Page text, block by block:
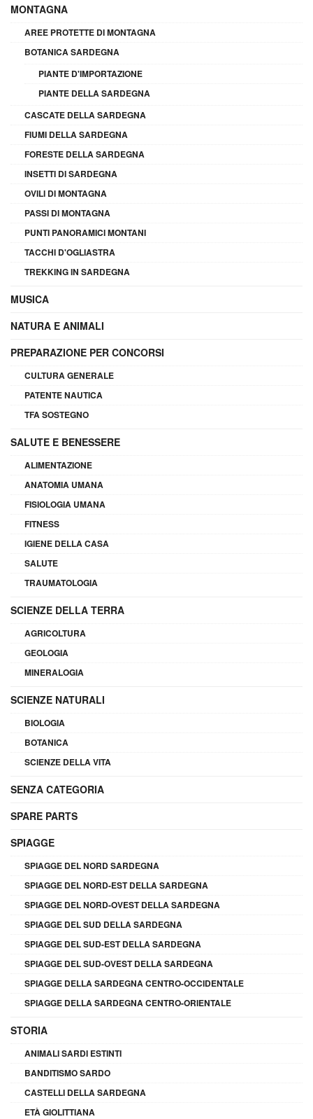
MONTAGNA
AREE PROTETTE DI MONTAGNA
BOTANICA SARDEGNA
PIANTE D'IMPORTAZIONE
PIANTE DELLA SARDEGNA
CASCATE DELLA SARDEGNA
FIUMI DELLA SARDEGNA
FORESTE DELLA SARDEGNA
INSETTI DI SARDEGNA
OVILI DI MONTAGNA
PASSI DI MONTAGNA
PUNTI PANORAMICI MONTANI
TACCHI D'OGLIASTRA
TREKKING IN SARDEGNA
MUSICA
NATURA E ANIMALI
PREPARAZIONE PER CONCORSI
CULTURA GENERALE
PATENTE NAUTICA
TFA SOSTEGNO
SALUTE E BENESSERE
ALIMENTAZIONE
ANATOMIA UMANA
FISIOLOGIA UMANA
FITNESS
IGIENE DELLA CASA
SALUTE
TRAUMATOLOGIA
SCIENZE DELLA TERRA
AGRICOLTURA
GEOLOGIA
MINERALOGIA
SCIENZE NATURALI
BIOLOGIA
BOTANICA
SCIENZE DELLA VITA
SENZA CATEGORIA
SPARE PARTS
SPIAGGE
SPIAGGE DEL NORD SARDEGNA
SPIAGGE DEL NORD-EST DELLA SARDEGNA
SPIAGGE DEL NORD-OVEST DELLA SARDEGNA
SPIAGGE DEL SUD DELLA SARDEGNA
SPIAGGE DEL SUD-EST DELLA SARDEGNA
SPIAGGE DEL SUD-OVEST DELLA SARDEGNA
SPIAGGE DELLA SARDEGNA CENTRO-OCCIDENTALE
SPIAGGE DELLA SARDEGNA CENTRO-ORIENTALE
STORIA
ANIMALI SARDI ESTINTI
BANDITISMO SARDO
CASTELLI DELLA SARDEGNA
ETÀ GIOLITTIANA